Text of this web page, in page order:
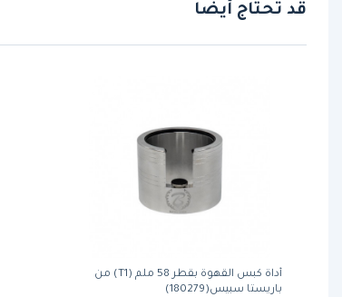
قد تحتاج أيضًا
أداة كبس القهوة بقطر 58 ملم (T1) من
باريستا سبيس(180279)